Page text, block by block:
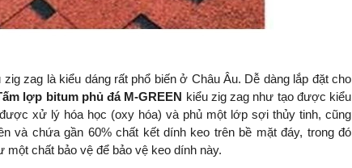
zig zag là kiểu dáng rất phổ biến ở Châu Âu. Dễ dàng lắp đặt cho
lợp bitum phủ đá M-GREEN kiểu zig zag như tạo được kiểu
xử lý hóa học (oxy hóa) và phủ một lớp sợi thủy tinh, cũng
và chứa gần 60% chất kết dính keo trên bề mặt đáy, trong đó
chất bảo vệ để bảo vệ keo dính này.